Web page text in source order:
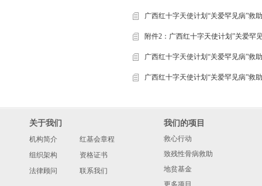
广西红十字天使计划“关爱罕见病”救
附件2：广西红十字天使计划”关爱罕
广西红十字天使计划“关爱罕见病”救
广西红十字天使计划“关爱罕见病”救
关于我们
机构简介
红基会章程
组织架构
资格证书
法律顾问
联系我们
我们的项目
救心行动
致残性骨病救助
地贫基金
更多项目